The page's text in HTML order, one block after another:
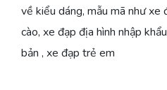
về kiểu dáng, mẫu mã như xe
cào, xe đạp địa hình nhập
bản , xe đạp trẻ em